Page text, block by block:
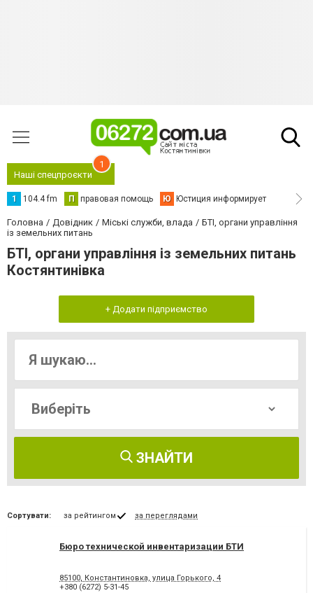
Наші спецпроєкти
1
1 104.4 fm П правовая помощь Ю Юстиция информирует
Головна Довідник Міські служби, влада
БТІ, органи управління
із земельних питань
БТІ, органи управління із земельних питань
Костянтинівка
+ Додати підприємство
ЗНАЙТИ
Сортувати: за рейтингом за переглядами
Бюро технической инвентаризации БТИ
85100, Константиновка, улица Горького, 4
+380 (6272) 5-31-45